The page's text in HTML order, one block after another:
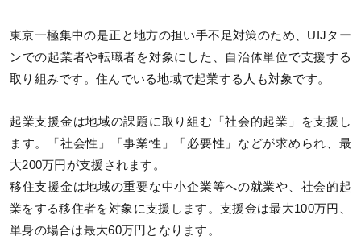
東京一極集中の是正と地方の担い手不足対策のため、UIJター
ンでの起業者や転職者を対象にした、自治体単位で支援する
取り組みです。住んでいる地域で起業する人も対象です。
起業支援金は地域の課題に取り組む「社会的起業」を支援し
ます。「社会性」「事業性」「必要性」などが求められ、最
大200万円が支援されます。
移住支援金は地域の重要な中小企業等への就業や、社会的起
業をする移住者を対象に支援します。支援金は最大100万円、
単身の場合は最大60万円となります。